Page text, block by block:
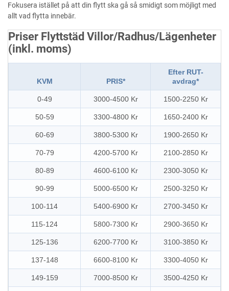
Fokusera istället på att din flytt ska gå så smidigt som möjligt med
allt vad flytta innebär.
Priser Flyttstäd Villor/Radhus/Lägenheter
(inkl. moms)
KVM PRIS*
Efter RUT-
avdrag*
0-49 3000-4500 Kr 1500-2250 Kr
50-59 3300-4800 Kr 1650-2400 Kr
60-69 3800-5300 Kr 1900-2650 Kr
70-79 4200-5700 Kr 2100-2850 Kr
80-89 4600-6100 Kr 2300-3050 Kr
90-99 5000-6500 Kr 2500-3250 Kr
100-114 5400-6900 Kr 2700-3450 Kr
115-124 5800-7300 Kr 2900-3650 Kr
125-136 6200-7700 Kr 3100-3850 Kr
137-148 6600-8100 Kr 3300-4050 Kr
149-159 7000-8500 Kr 3500-4250 Kr